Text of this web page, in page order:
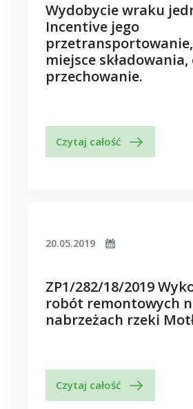
Wydobycie wraku
Incentive jego
miejsce składowania,
przechowanie.
Czytaj całość
20.05.2019
ZP1/282/18/2019
robót remontowych
nabrzeżach rzeki
Czytaj całość